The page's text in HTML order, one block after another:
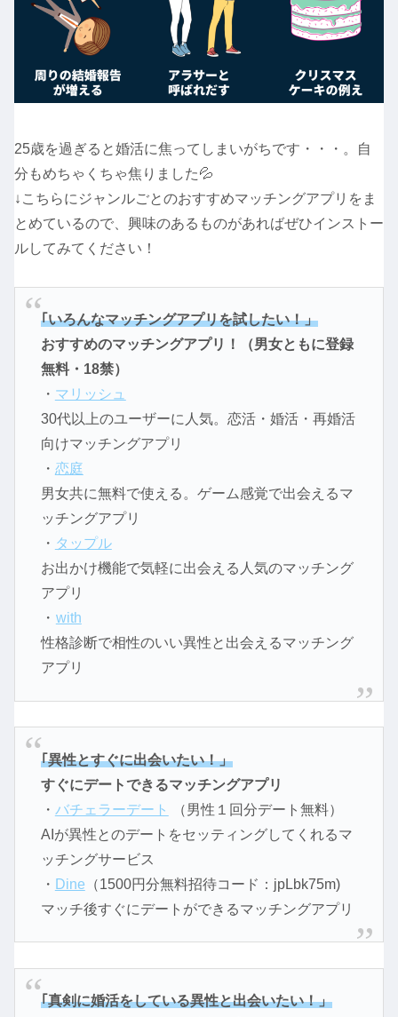
25歳を過ぎると婚活に焦ってしまいがちです・・・。自
分もめちゃくちゃ焦りました💦
↓こちらにジャンルごとのおすすめマッチングアプリをま
とめているので、興味のあるものがあればぜひインストー
ルしてみてください！
｢いろんなマッチングアプリを試したい！」
おすすめのマッチングアプリ！（男女ともに登録
無料・18禁）
・ マリッシュ
30代以上のユーザーに人気。恋活・婚活・再婚活
向けマッチングアプリ
・ 恋庭
男女共に無料で使える。ゲーム感覚で出会えるマ
ッチングアプリ
・ タップル
お出かけ機能で気軽に出会える人気のマッチング
アプリ
・ with
性格診断で相性のいい異性と出会えるマッチング
アプリ
｢異性とすぐに出会いたい！」
すぐにデートできるマッチングアプリ
・ バチェラーデート
（男性１回分デート無料）
AIが異性とのデートをセッティングしてくれるマ
ッチングサービス
・ Dine （1500円分無料招待コード：jpLbk75m)
マッチ後すぐにデートができるマッチングアプリ
｢真剣に婚活をしている異性と出会いたい！」